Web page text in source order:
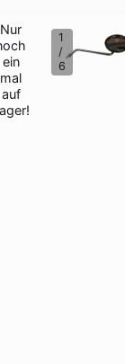
Nur
ein
mal
auf
1
/
6